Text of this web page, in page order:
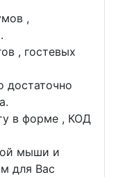
,
, гостевых
достаточно
в форме , КОД
мыши и
для Вас